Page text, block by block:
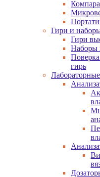
Гири и
Гири
Наборы
гирь